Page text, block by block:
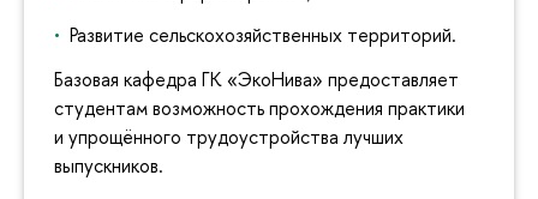
Развитие сельскохозяйственных территорий.
Базовая кафедра ГК «ЭкоНива» предоставляет
студентам возможность прохождения практики
и упрощённого трудоустройства лучших
выпускников.